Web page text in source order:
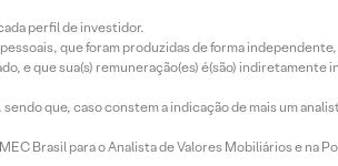
perfil de investidor.
que foram produzidas de forma
e que sua(s) remuneração(es) é(são) indiretamente
que, caso constem a indicação de mais um
Brasil para o Analista de Valores Mobiliários e na